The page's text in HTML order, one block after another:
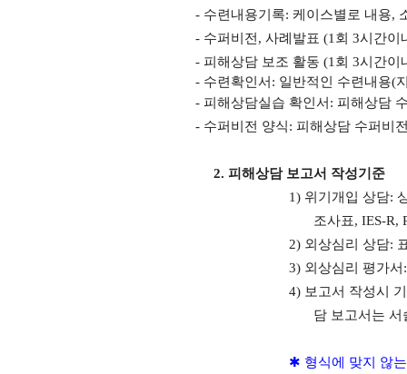
- 수련내용기록: 케이스별로 내용,
- 수퍼비전 , 사례발표 (1 회 3시간이
- 피해상담 보조 활동 (1 회 3시간이
- 수련확인서 : 일반적인 수련내용(
- 피해상담실습 확인서 : 피해상담
- 수퍼비전 양식: 피해상담 수퍼비
2. 피해상담 보고서 작성기준
1) 위기개입 상담:
조사표, IES-R,
2) 외상심리 상담:
3) 외상심리 평가서
4) 보고서 작성시
담 보고서는
✱ 형식에 맞지 않